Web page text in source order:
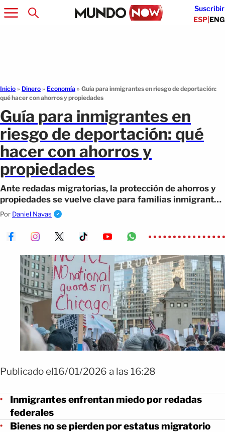
Suscribir
ESP|ENG
Inicio » Dinero » Economía » Guía para inmigrantes en riesgo de deportación:
qué hacer con ahorros y propiedades
Guía para inmigrantes en
riesgo de deportación: qué
hacer con ahorros y
propiedades
Ante redadas migratorias, la protección de ahorros y
propiedades se vuelve clave para familias inmigrantes
que buscan evitar pérdidas.
Por Daniel Navas
Publicado el16/01/2026 a las 16:28
Inmigrantes enfrentan miedo por redadas
federales
Bienes no se pierden por estatus migratorio